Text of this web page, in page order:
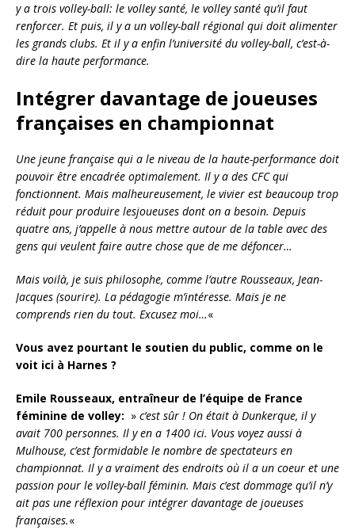
y a trois volley-ball: le volley santé, le volley santé qu’il faut
renforcer. Et puis, il y a un volley-ball régional qui doit alimenter
les grands clubs. Et il y a enfin l’université du volley-ball, c’est-à-
dire la haute performance.
Intégrer davantage de joueuses
françaises en championnat
Une jeune française qui a le niveau de la haute-performance doit
pouvoir être encadrée optimalement. Il y a des CFC qui
fonctionnent. Mais malheureusement, le vivier est beaucoup trop
réduit pour produire lesjoueuses dont on a besoin. Depuis
quatre ans, j’appelle à nous mettre autour de la table avec des
gens qui veulent faire autre chose que de me défoncer…
Mais voilà, je suis philosophe, comme l’autre Rousseaux, Jean-
Jacques (sourire). La pédagogie m’intéresse. Mais je ne
comprends rien du tout. Excusez moi…«
Vous avez pourtant le soutien du public, comme on le
voit ici à Harnes ?
Emile Rousseaux, entraîneur de l’équipe de France
féminine de volley: » c’est sûr ! On était à Dunkerque, il y
avait 700 personnes. Il y en a 1400 ici. Vous voyez aussi à
Mulhouse, c’est formidable le nombre de spectateurs en
championnat. Il y a vraiment des endroits où il a un coeur et une
passion pour le volley-ball féminin. Mais c’est dommage qu’il n’y
ait pas une réflexion pour intégrer davantage de joueuses
françaises.«